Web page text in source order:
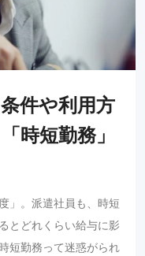
件や利用方
時短勤務」
」。派遣社員も、時短
とどれくらい給与に影
短勤務って迷惑がられ